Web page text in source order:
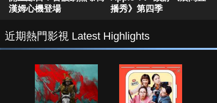
漢姆心機登場
播秀》第四季
近期熱門影視 Latest Highlights